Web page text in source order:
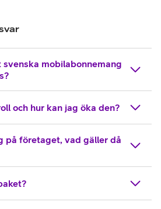
mobilabonnemang
och hur kan jag öka den?
på företaget, vad gäller då